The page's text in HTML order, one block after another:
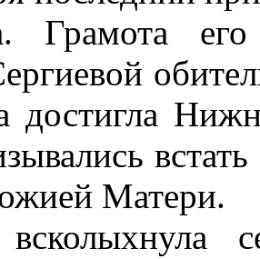
Грамота
достигла
Матери.
всколыхнула